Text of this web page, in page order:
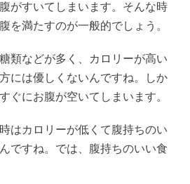
がすいてしまいます。そんな時
を満たすのが一般的でしょう。
類などが多く、カロリーが高い
には優しくないんですね。しか
ぐにお腹が空いてしまいます。
はカロリーが低くて腹持ちのい
ですね。では、腹持ちのいい食